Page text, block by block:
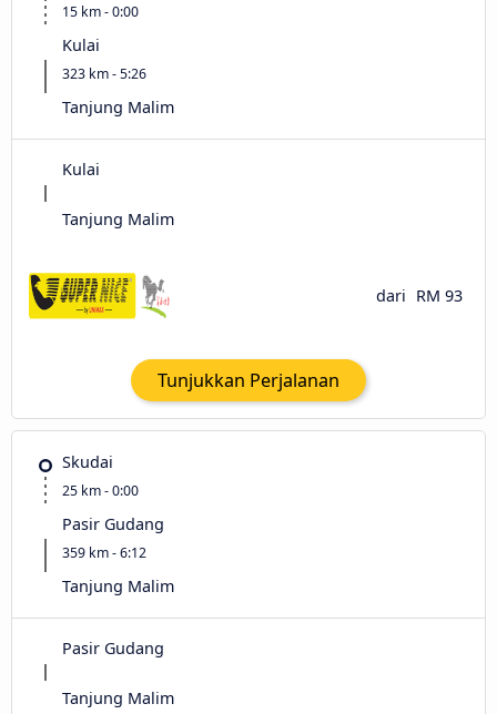
15 km - 0:00
Kulai
323 km - 5:26
Tanjung Malim
Kulai
Tanjung Malim
dari RM 93
Tunjukkan Perjalanan
Skudai
25 km - 0:00
Pasir Gudang
359 km - 6:12
Tanjung Malim
Pasir Gudang
Tanjung Malim